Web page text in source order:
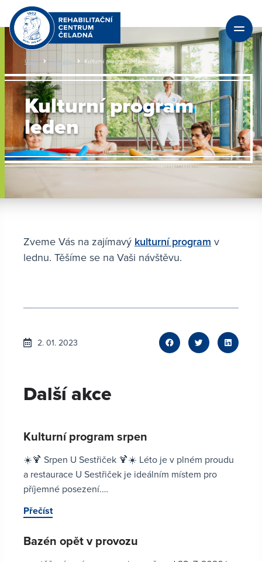
Úvod Aktuality Kulturní program leden
Kulturní program
leden
Zveme Vás na zajímavý kulturní program v
lednu. Těšíme se na Vaši návštěvu.
2. 01. 2023
Další akce
Kulturní program srpen
☀️🍹 Srpen U Sestřiček 🍹☀️ Léto je v plném proudu
a restaurace U Sestřiček je ideálním místem pro
příjemné posezení.…
Přečíst
Bazén opět v provozu